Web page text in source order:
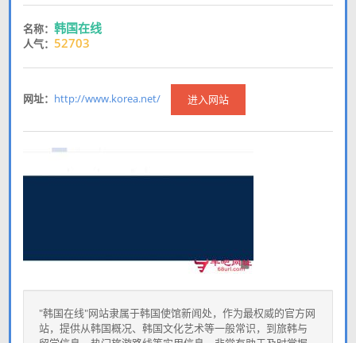
名称： 韩国在线
人气： 52703
网址： http://www.korea.net/ 进入网站
"韩国在线"网站隶属于韩国使馆新闻处，作为最权威的官方网
站，提供从韩国概况、韩国文化艺术等一般常识，到旅韩与